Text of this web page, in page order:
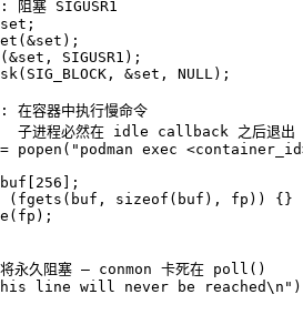
塞 SIGUSR1
set ;
set );
set , SIGUSR1);
&
set , NULL);
容器中执行慢命令
程必然在 idle callback 之后退出 →
popen(
"podman exec
buf[ 256 ];
(fgets(buf, sizeof (buf), fp)) {}
永久阻塞 — conmon 卡死在 poll()
line will never be reached\n"